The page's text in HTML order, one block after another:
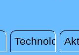
Technologie